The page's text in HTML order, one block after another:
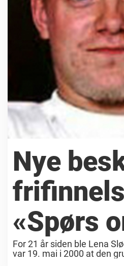
Nye
«Spørs
For 21 år siden ble Lena
var 19. mai i 2000 at den